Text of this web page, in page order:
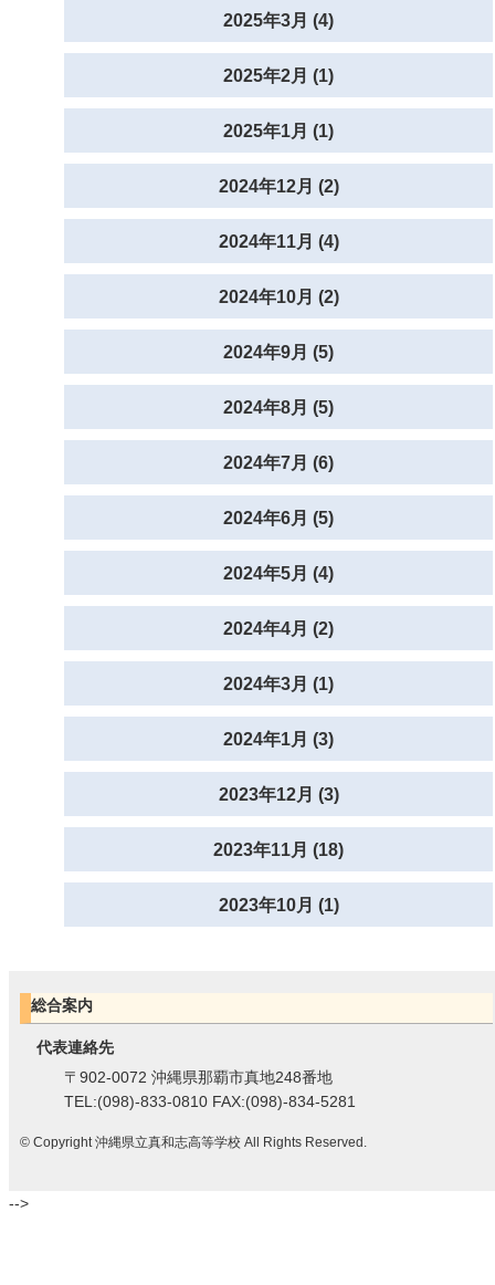
2025年3月 (4)
2025年2月 (1)
2025年1月 (1)
2024年12月 (2)
2024年11月 (4)
2024年10月 (2)
2024年9月 (5)
2024年8月 (5)
2024年7月 (6)
2024年6月 (5)
2024年5月 (4)
2024年4月 (2)
2024年3月 (1)
2024年1月 (3)
2023年12月 (3)
2023年11月 (18)
2023年10月 (1)
総合案内
代表連絡先
〒902-0072 沖縄県那覇市真地248番地
TEL:(098)-833-0810 FAX:(098)-834-5281
© Copyright 沖縄県立真和志高等学校 All Rights Reserved.
-->